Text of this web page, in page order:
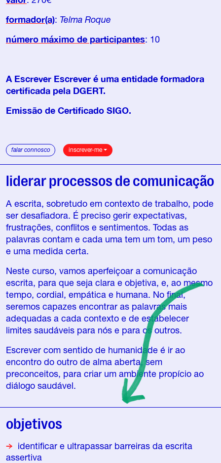
formador(a): Telma Roque
número máximo de participantes: 10
A Escrever Escrever é uma entidade formadora
certificada pela DGERT.
Emissão de Certificado SIGO.
falar connosco inscrever-me
liderar processos de comunicação
A escrita, sobretudo em contexto de trabalho, pode
ser desafiadora. É preciso gerir expectativas,
frustrações, conflitos e sentimentos. Todas as
palavras contam e cada uma tem um tom, um peso
e uma medida certa.
Neste curso, vamos aperfeiçoar a comunicação
escrita, para que seja clara e objetiva, e, ao mesmo
tempo, cordial, empática e humana. No final,
seremos capazes encontrar as palavras mais
adequadas a cada contexto e de estabelecer
limites saudáveis para nós e para os outros.
Escrever com sentido de humanidade é ir ao
encontro do outro de alma aberta, sem
preconceitos, para criar um ambiente propício ao
diálogo saudável.
objetivos
identificar e ultrapassar barreiras da escrita
assertiva